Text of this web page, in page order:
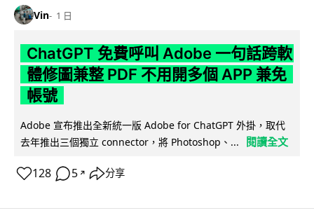
Vin 1 日
ChatGPT 免費呼叫 Adobe 一句話跨軟
體修圖兼整 PDF 不用開多個 APP 兼免
帳號
Adobe 宣布推出全新統一版 Adobe for ChatGPT 外掛，取代
去年推出三個獨立 connector，將 Photoshop、...
閱讀全文
128 5 ↗ 分享